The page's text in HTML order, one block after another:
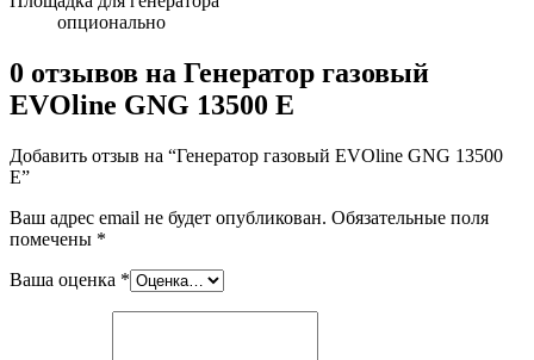
опционально
0 отзывов на Генератор газовый
EVOline GNG 13500 E
Добавить отзыв на “Генератор газовый EVOline GNG 13500
E”
Ваш адрес email не будет опубликован. Обязательные поля
помечены *
Ваша оценка *